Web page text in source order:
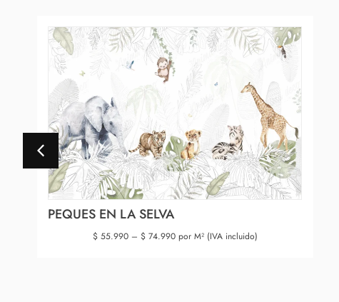
PEQUES EN LA SELVA
$55.990 – $74.990por M² (IVA incluido)